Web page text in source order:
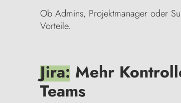
Ob Admins, Projektmanager oder
Vorteile.
Jira: Mehr
Teams